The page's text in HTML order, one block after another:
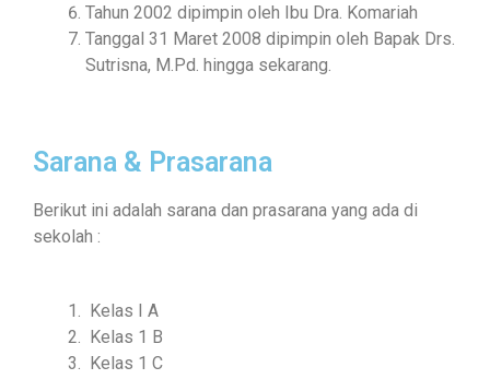
Tahun 2002 dipimpin oleh Ibu Dra. Komariah
Tanggal 31 Maret 2008 dipimpin oleh Bapak Drs.
Sutrisna, M.Pd. hingga sekarang.
Sarana & Prasarana
Berikut ini adalah sarana dan prasarana yang ada di
sekolah :
Kelas I A
Kelas 1 B
Kelas 1 C